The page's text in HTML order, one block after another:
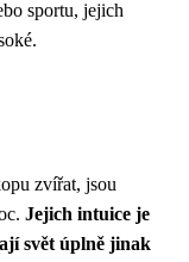
sportu, jejich
zvířat, jsou
. Jejich intuice je
svět úplně jinak